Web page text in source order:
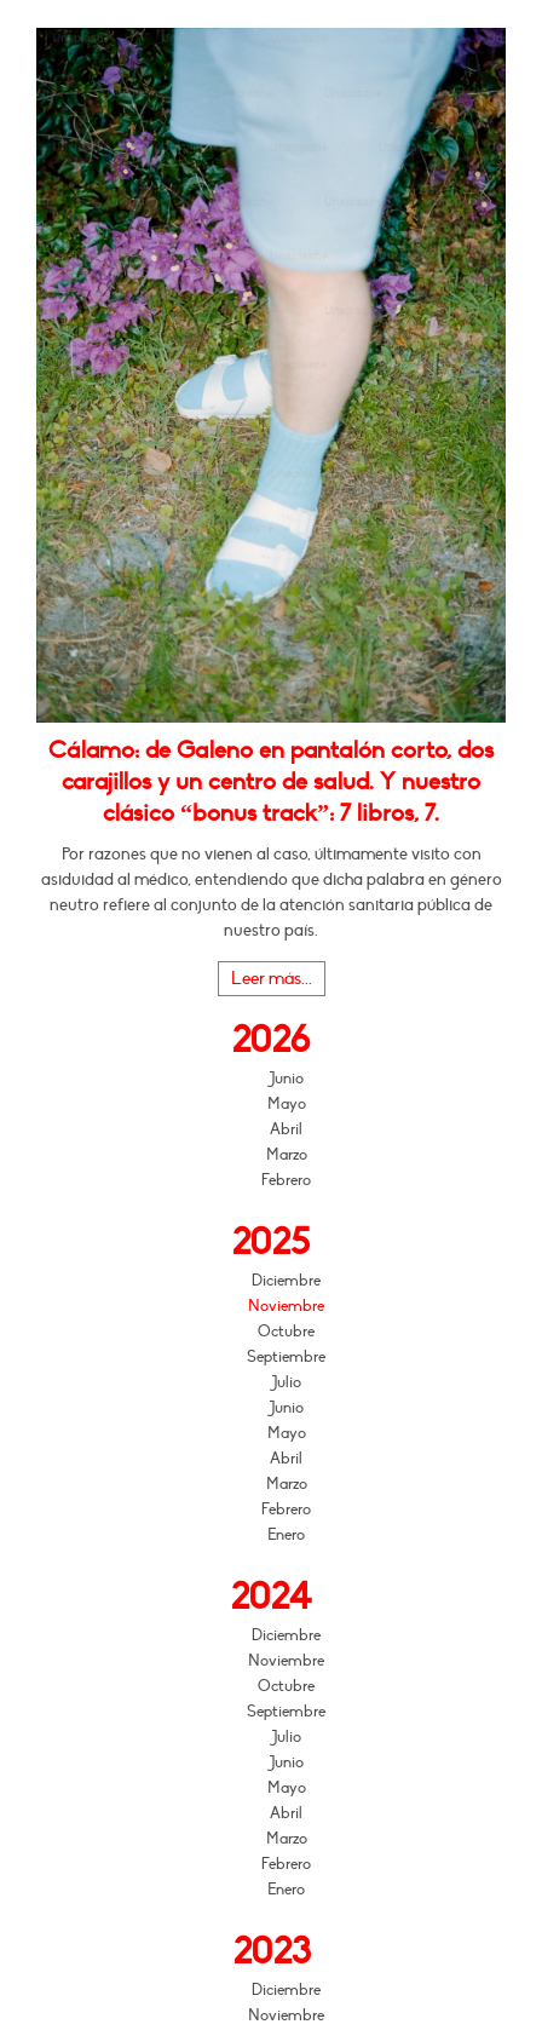
Cálamo: de Galeno en pantalón corto, dos
carajillos y un centro de salud. Y nuestro
clásico “bonus track”: 7 libros, 7.
Por razones que no vienen al caso, últimamente visito con
asiduidad al médico, entendiendo que dicha palabra en género
neutro refiere al conjunto de la atención sanitaria pública de
nuestro país.
Leer más...
2026
Junio
Mayo
Abril
Marzo
Febrero
2025
Diciembre
Noviembre
Octubre
Septiembre
Julio
Junio
Mayo
Abril
Marzo
Febrero
Enero
2024
Diciembre
Noviembre
Octubre
Septiembre
Julio
Junio
Mayo
Abril
Marzo
Febrero
Enero
2023
Diciembre
Noviembre